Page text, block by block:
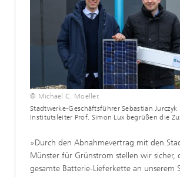
© Michael C. Moeller.
Stadtwerke-Geschäftsführer Sebastian Jurczyk
Institutsleiter Prof. Simon Lux begrüßen die
»Durch den Abnahmevertrag mit den
Münster für Grünstrom stellen wir sicher,
gesamte Batterie-Lieferkette an unserem